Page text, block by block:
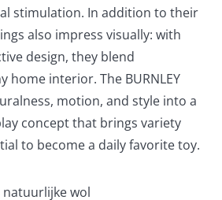
stimulation. In addition to their
also impress visually: with
design, they blend
home interior. The BURNLEY
motion, and style into a
concept that brings variety
to become a daily favorite toy.
natuurlijke wol